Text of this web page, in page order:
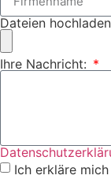
Dateien
Ihre Nachricht:
Ich erkläre